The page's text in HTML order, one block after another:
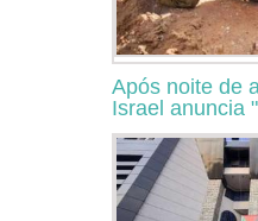
Após noite de
Israel anuncia